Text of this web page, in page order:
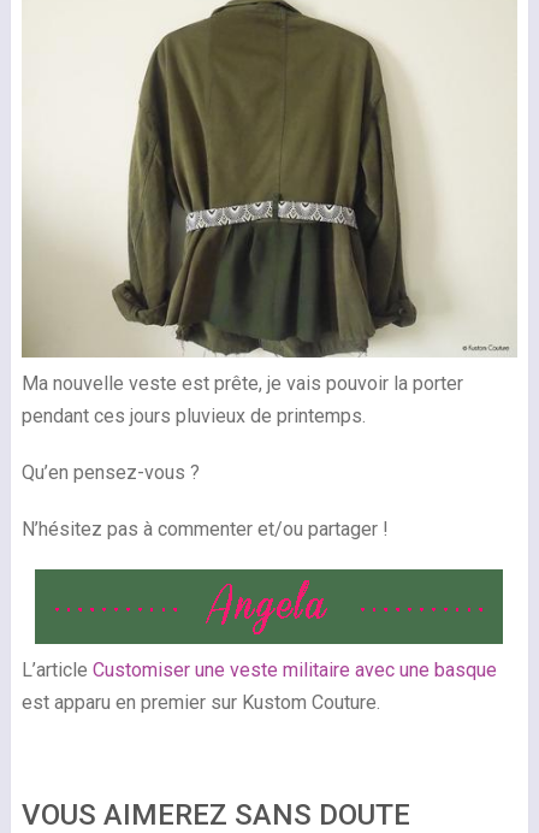
Ma nouvelle veste est prête, je vais pouvoir la porter
pendant ces jours pluvieux de printemps.
Qu’en pensez-vous ?
N’hésitez pas à commenter et/ou partager !
L’article Customiser une veste militaire avec une basque
est apparu en premier sur Kustom Couture.
VOUS AIMEREZ SANS DOUTE